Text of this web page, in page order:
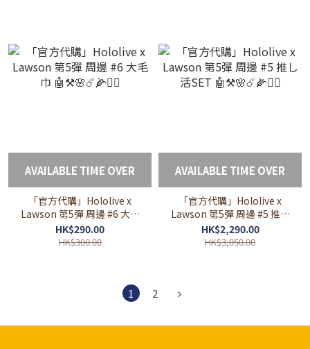
AVAILABLE TIME OVER
「官方代購」Hololive x
Lawson 第5彈 周邊 #6 大毛
巾 🤖⚒🌸☄️🌽🏴‍☠️
HK$290.00
HK$300.00
AVAILABLE TIME OVER
「官方代購」Hololive x
Lawson 第5彈 周邊 #5 推し
活SET 🤖⚒🌸☄️🌽🏴‍☠️
HK$2,290.00
HK$3,050.00
1 2